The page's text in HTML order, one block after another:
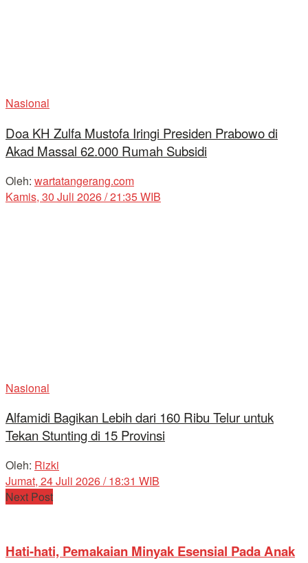
Nasional
Doa KH Zulfa Mustofa Iringi Presiden Prabowo di
Akad Massal 62.000 Rumah Subsidi
Oleh: wartatangerang.com
Kamis, 30 Juli 2026 / 21:35 WIB
Nasional
Alfamidi Bagikan Lebih dari 160 Ribu Telur untuk
Tekan Stunting di 15 Provinsi
Oleh: Rizki
Jumat, 24 Juli 2026 / 18:31 WIB
Next Post
Hati-hati, Pemakaian Minyak Esensial Pada Anak